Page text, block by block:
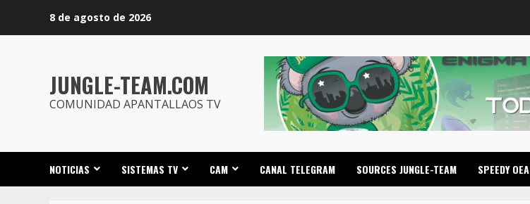
8 de agosto de 2026
JUNGLE-TEAM.COM
COMUNIDAD APANTALLAOS TV
NOTICIAS SISTEMAS TV CAM CANAL TELEGRAM SOURCES JUNGLE-TEAM SPEEDY OEA